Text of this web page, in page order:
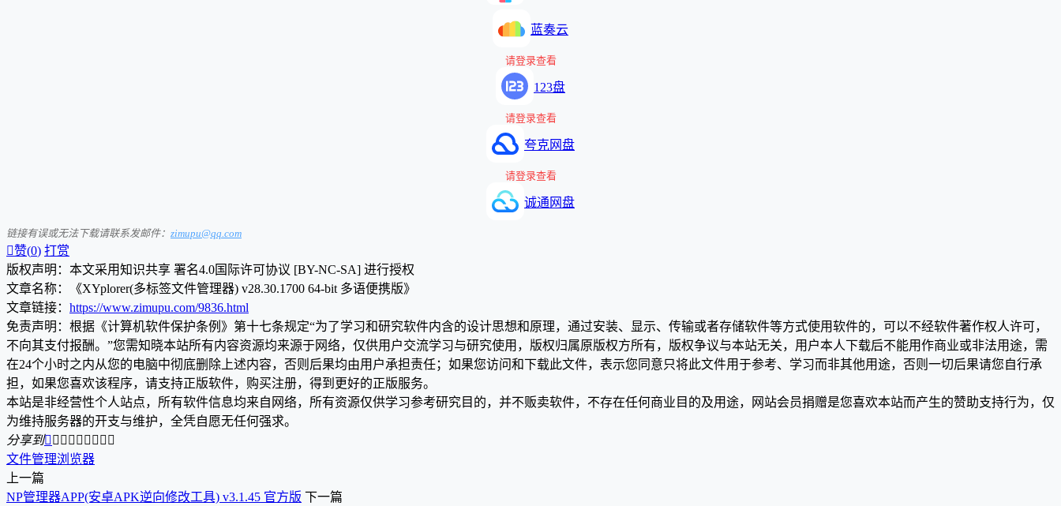
蓝奏云
请登录查看
123盘
请登录查看
夸克网盘
请登录查看
诚通网盘
链接有误或无法下载请联系发邮件： zimupu@qq.com
赞(0) 打赏
版权声明：本文采用知识共享 署名4.0国际许可协议 [BY-NC-SA] 进行授权
文章名称：《XYplorer(多标签文件管理器) v28.30.1700 64-bit 多语便携版》
文章链接： https://www.zimupu.com/9836.html
免责声明：根据《计算机软件保护条例》第十七条规定“为了学习和研究软件内含的设计思想和原理，通过安装、显示、传输或者存储软件等方式使用软件的，可以不经软件著作权人许可，
不向其支付报酬。”您需知晓本站所有内容资源均来源于网络，仅供用户交流学习与研究使用，版权归属原版权方所有，版权争议与本站无关，用户本人下载后不能用作商业或非法用途，需
在24个小时之内从您的电脑中彻底删除上述内容，否则后果均由用户承担责任；如果您访问和下载此文件，表示您同意只将此文件用于参考、学习而非其他用途，否则一切后果请您自行承
担，如果您喜欢该程序，请支持正版软件，购买注册，得到更好的正版服务。
本站是非经营性个人站点，所有软件信息均来自网络，所有资源仅供学习参考研究目的，并不贩卖软件，不存在任何商业目的及用途，网站会员捐赠是您喜欢本站而产生的赞助支持行为，仅
为维持服务器的开支与维护，全凭自愿无任何强求。
分享到        
文件管理浏览器
上一篇
NP管理器APP(安卓APK逆向修改工具) v3.1.45 官方版 下一篇